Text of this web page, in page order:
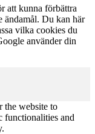
att kunna förbättra
ändamål. Du kan här
vilka cookies du
använder din
the website to
functionalities and